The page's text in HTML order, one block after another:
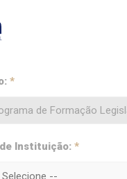
*
Instituição: *